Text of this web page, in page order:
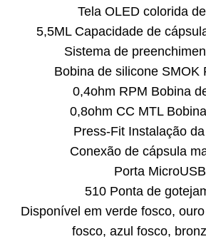
Tela OLED colorida
5,5ML Capacidade de
Sistema de
Bobina de silicone SMOK
0,4ohm RPM Bobina
0,8ohm CC MTL
Press-Fit Instalação
Conexão de cápsula
Porta MicroUSB
510 Ponta de
Disponível em verde fosco,
fosco, azul fosco,